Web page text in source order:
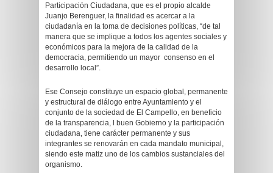
Participación Ciudadana, que es el propio alcalde
Juanjo Berenguer, la finalidad es acercar a la
ciudadanía en la toma de decisiones políticas, “de tal
manera que se implique a todos los agentes sociales y
económicos para la mejora de la calidad de la
democracia, permitiendo un mayor consenso en el
desarrollo local”.
Ese Consejo constituye un espacio global, permanente
y estructural de diálogo entre Ayuntamiento y el
conjunto de la sociedad de El Campello, en beneficio
de la transparencia, l buen Gobierno y la participación
ciudadana, tiene carácter permanente y sus
integrantes se renovarán en cada mandato municipal,
siendo este matiz uno de los cambios sustanciales del
organismo.